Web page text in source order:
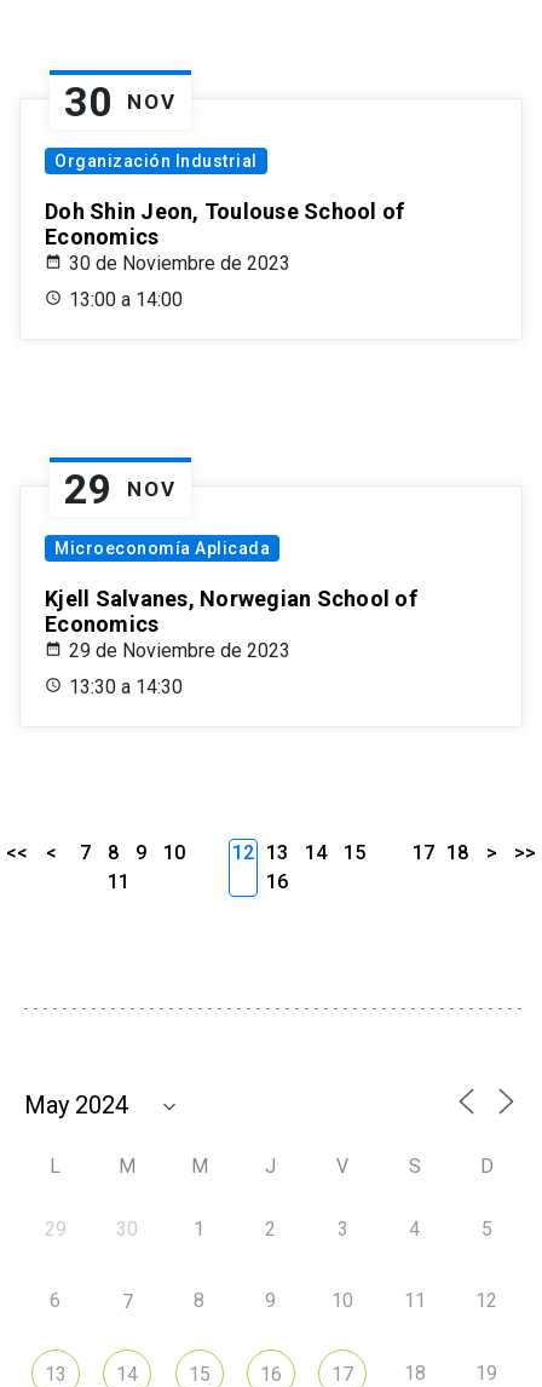
30 NOV
Organización Industrial
Doh Shin Jeon, Toulouse School of
Economics
30 de Noviembre de 2023
13:00 a 14:00
29 NOV
Microeconomía Aplicada
Kjell Salvanes, Norwegian School of
Economics
29 de Noviembre de 2023
13:30 a 14:30
<< < 7 8 9
10
11
12 13 14
15
16
17 18 > >>
L M M J V S D
29 30 1 2 3 4 5
6 7 8 9 10 11 12
13 14 15 16 17 18 19